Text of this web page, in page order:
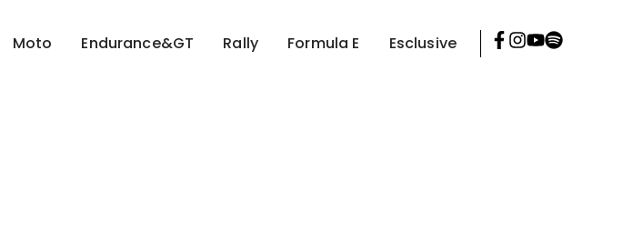
Moto Endurance&GT Rally Formula E Esclusive